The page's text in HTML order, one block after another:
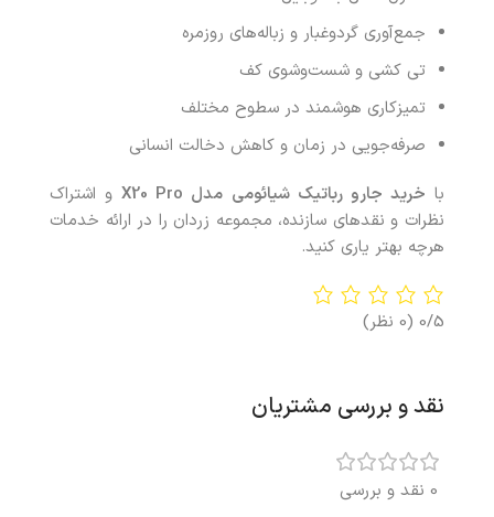
جمع‌آوری گردوغبار و زباله‌های روزمره
تی کشی و شست‌وشوی کف
تمیزکاری هوشمند در سطوح مختلف
صرفه‌جویی در زمان و کاهش دخالت انسانی
با خرید جارو رباتیک شیائومی مدل
و اشتراک
نظرات و نقدهای سازنده، مجموعه زردان را در ارائه خدمات
هرچه بهتر یاری کنید.
0/5 (0 نظر)
نقد و بررسی مشتریان
0 نقد و بررسی